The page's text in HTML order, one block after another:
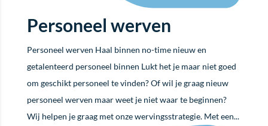
Personeel werven
Personeel werven Haal binnen no-time nieuw en
getalenteerd personeel binnen Lukt het je maar niet goed
om geschikt personeel te vinden? Of wil je graag nieuw
personeel werven maar weet je niet waar te beginnen?
Wij helpen je graag met onze wervingsstrategie. Met een...